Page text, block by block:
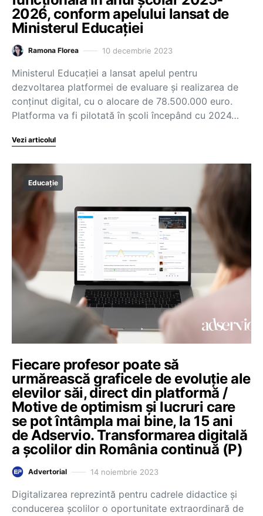
2026, conform apelului lansat de
Ministerul Educației
Ramona Florea 10 decembrie 2023
Ministerul Educației a lansat apelul pentru
dezvoltarea platformei de evaluare și realizarea de
conținut digital, cu o alocare de 78.500.000 euro.
Platforma va fi pilotată în școli începând cu 2024…
Vezi articolul
Educație
Fiecare profesor poate să
urmărească graficele de evoluție ale
elevilor săi, direct din platformă /
Motive de optimism și lucruri care
se pot întâmpla mai bine, la 15 ani
de Adservio. Transformarea digitală
a școlilor din România continuă (P)
Advertorial 14 noiembrie 2023
Digitalizarea reprezintă pentru cadrele didactice și
conducerea școlilor o oportunitate extraordinară de